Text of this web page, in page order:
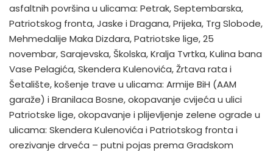
asfaltnih površina u ulicama: Petrak, Septembarska,
Patriotskog fronta, Jaske i Dragana, Prijeka, Trg Slobode,
Mehmedalije Maka Dizdara, Patriotske lige, 25
novembar, Sarajevska, Školska, Kralja Tvrtka, Kulina bana
Vase Pelagića, Skendera Kulenovića, Žrtava rata i
Šetalište, košenje trave u ulicama: Armije BiH (AAM
garaže) i Branilaca Bosne, okopavanje cvijeća u ulici
Patriotske lige, okopavanje i plijevljenje zelene ograde u
ulicama: Skendera Kulenovića i Patriotskog fronta i
orezivanje drveća – putni pojas prema Gradskom